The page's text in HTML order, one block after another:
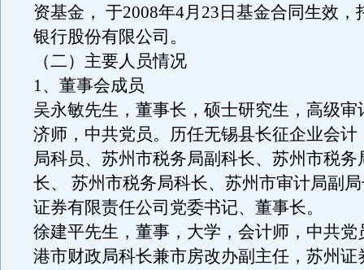
资基金， 于2008年4月23日基金合同生效，
银行股份有限公司。
（二）主要人员情况
1、董事会成员
吴永敏先生，董事长，硕士研究生，高级审
济师，中共党员。历任无锡县长征企业会计
局科员、苏州市税务局副科长、苏州市税务
长、 苏州市税务局科长、苏州市审计局副
证券有限责任公司党委书记、董事长。
徐建平先生，董事，大学，会计师，中共党
港市财政局科长兼市房改办副主任，苏州证